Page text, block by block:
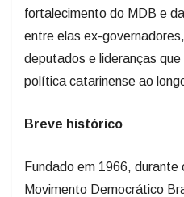
fortalecimento do MDB e
entre elas ex-
deputados e lideranças
política catarinense ao
Breve histórico
Fundado em 1966, durante
Movimento Democrático